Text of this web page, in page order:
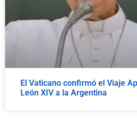
El Vaticano confirmó el Viaje
León XIV a la Argentina